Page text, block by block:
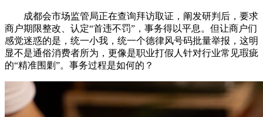
成都会市场监管局正在查询拜访取证，阐发研判后，要求
商户期限整改、认定“首违不罚”，事务得以平息。但让商户们
感觉迷惑的是，统一小我，统一个德律风号码批量举报，这明
显不是通俗消费者所为，更像是职业打假人针对行业常见瑕疵
的“精准围剿”。事务过程是如何的？